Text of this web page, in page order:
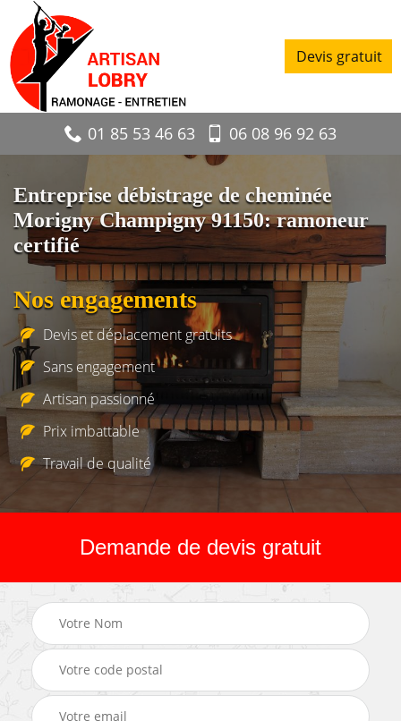
Devis gratuit
01 85 53 46 63 06 08 96 92 63
Entreprise débistrage de cheminée
Morigny Champigny 91150: ramoneur
certifié
Nos engagements
Devis et déplacement gratuits
Sans engagement
Artisan passionné
Prix imbattable
Travail de qualité
Demande de devis gratuit